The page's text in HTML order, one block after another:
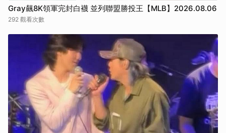
Gray飆8K領軍完封白襪 並列聯盟勝投王【MLB】2026.08.06
292 觀看次數